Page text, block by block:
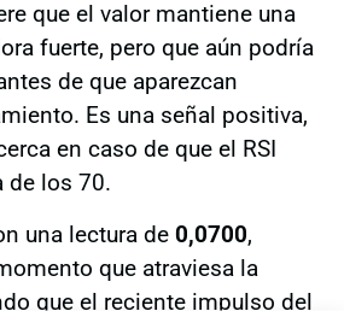
que el valor mantiene una
fuerte, pero que aún podría
de que aparezcan
Es una señal positiva,
en caso de que el RSI
de los 70.
una lectura de 0,0700,
que atraviesa la
que el reciente impulso del